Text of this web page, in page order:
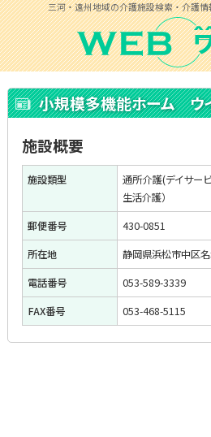
三河・遠州地域の介護施設検索・介護
小規模多機能ホーム ウ
施設概要
施設類型
通所介護(デイサービ
生活介護）
郵便番号
430-0851
所在地
静岡県浜松市中区
電話番号
053-589-3339
FAX番号
053-468-5115